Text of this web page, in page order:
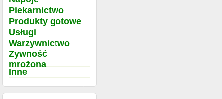
Piekarnictwo
Produkty gotowe
Usługi
Warzywnictwo
Żywność
mrożona
Inne